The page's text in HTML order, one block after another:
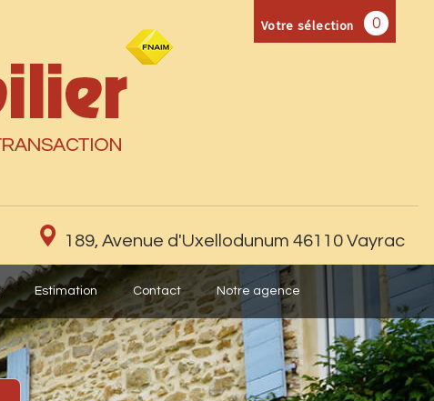
Votre sélection 0
189, Avenue d'Uxellodunum 46110 Vayrac
Estimation Contact Notre agence